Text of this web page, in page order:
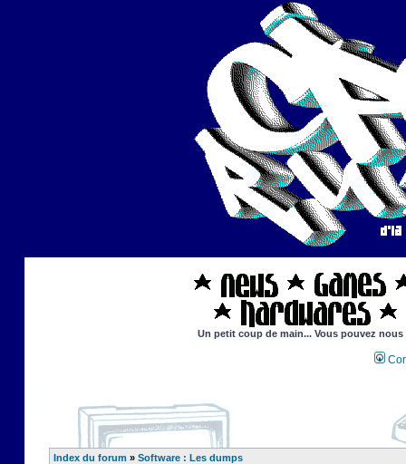
Un petit coup de main... Vous pouvez
Index du forum » Software : Les dumps